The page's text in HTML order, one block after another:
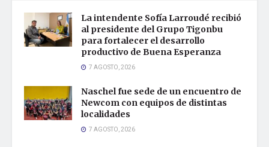
La intendente Sofía Larroudé recibió
al presidente del Grupo Tigonbu
para fortalecer el desarrollo
productivo de Buena Esperanza
7 AGOSTO, 2026
Naschel fue sede de un encuentro de
Newcom con equipos de distintas
localidades
7 AGOSTO, 2026